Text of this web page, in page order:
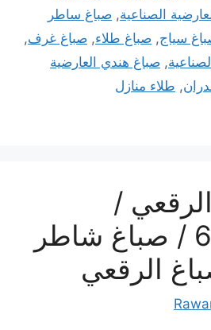
الصناعية, صباغ ساطر
سياج, صباغ طلاء, صباغ غرف,
, صباغ هندي العارضية
, طلاء منازل
/
66405052 / صباغ شاطر
الرقعي